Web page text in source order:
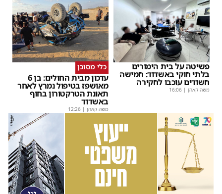
פשיטה על בית הימורים
בלתי חוקי באשדוד: חמישה
חשודים עוכבו לחקירה
משה קאהן |
16:06
כלי מסוכן
עדכון מבית החולים: בן 6
מאושפז בטיפול נמרץ לאחר
תאונת הטרקטורון בחוף
באשדוד
משה קאהן |
12:26